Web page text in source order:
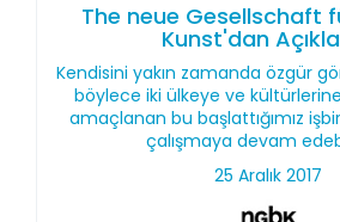
The neue Gesellschaft
Kunst'dan
Kendisini yakın zamanda özgür
böylece iki ülkeye ve
amaçlanan bu başlattığımız
çalışmaya devam
25 Aralık 2017